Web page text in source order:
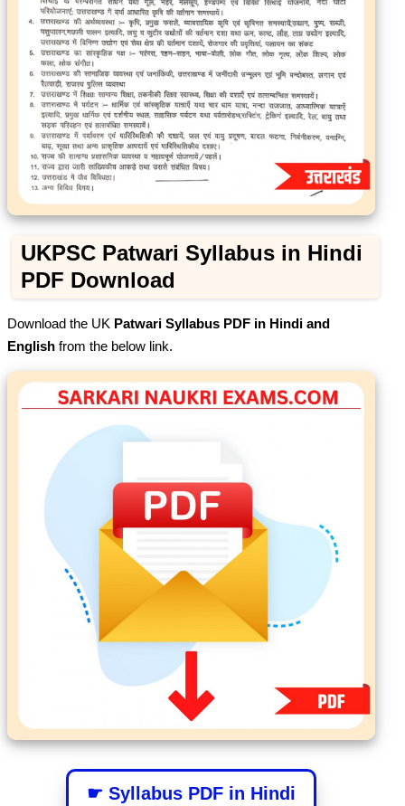
UKPSC Patwari Syllabus in Hindi
PDF Download
Download the UK Patwari Syllabus PDF in Hindi and
English from the below link.
☛ Syllabus PDF in Hindi